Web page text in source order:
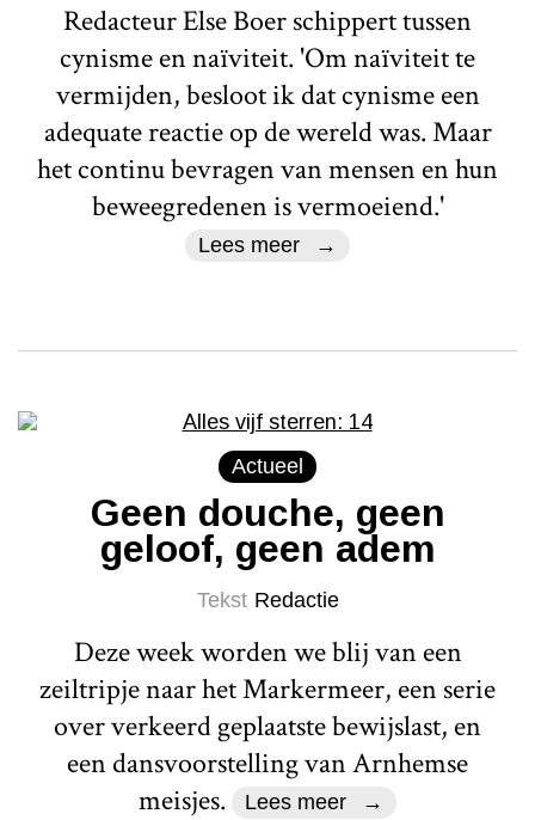
Redacteur Else Boer schippert tussen
cynisme en naïviteit. 'Om naïviteit te
vermijden, besloot ik dat cynisme een
adequate reactie op de wereld was. Maar
het continu bevragen van mensen en hun
beweegredenen is vermoeiend.'
Lees meer
Actueel
Geen douche, geen
geloof, geen adem
Tekst Redactie
Deze week worden we blij van een
zeiltripje naar het Markermeer, een serie
over verkeerd geplaatste bewijslast, en
een dansvoorstelling van Arnhemse
meisjes.
Lees meer